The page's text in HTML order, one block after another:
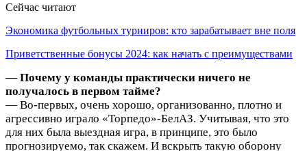
Сейчас читают
Экономика футбольных турниров: кто зарабатывает вне поля
Приветственные бонусы 2024: как начать с преимуществами
— Почему у команды практически ничего не
получалось в первом тайме?
— Во-первых, очень хорошо, организованно, плотно и
агрессивно играло «Торпедо»-БелАЗ. Учитывая, что это
для них была выездная игра, в принципе, это было
прогнозируемо, так скажем. И вскрыть такую оборону